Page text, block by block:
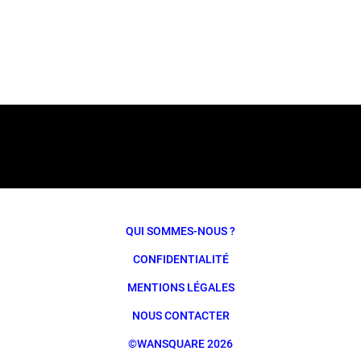
QUI SOMMES-NOUS ?
CONFIDENTIALITÉ
MENTIONS LÉGALES
NOUS CONTACTER
©WANSQUARE 2026